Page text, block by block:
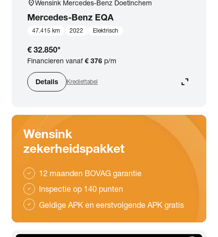
location_onWensink Mercedes-Benz Doetinchem
Mercedes-Benz EQA
47.415 km 2022 Elektrisch
€ 32.850*
Financieren vanaf€ 376 p/m
Details Krediettabel expand_content
Wensink
zekerheidspakket
check 12 maanden BOVAG garantie
check Inspectie op 140 punten
check Geldige APK en eerstvolgende APK gratis